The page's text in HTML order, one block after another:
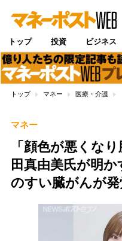
トップ 投資 ビジネス
トップ マネー 医療・介護
マネー
「顔色が悪くな
田真由美氏が明
のすい臓がんが